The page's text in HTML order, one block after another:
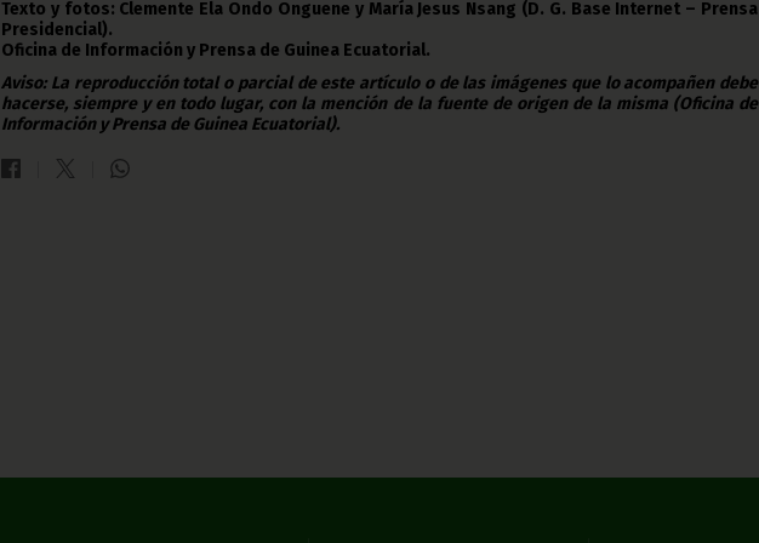
Texto y fotos: Clemente Ela Ondo Onguene y María Jesus Nsang (D. G. Base Internet – Prensa
Presidencial).
Oficina de Información y Prensa de Guinea Ecuatorial.
Aviso: La reproducción total o parcial de este artículo o de las imágenes que lo acompañen debe
hacerse, siempre y en todo lugar, con la mención de la fuente de origen de la misma (Oficina de
Información y Prensa de Guinea Ecuatorial).